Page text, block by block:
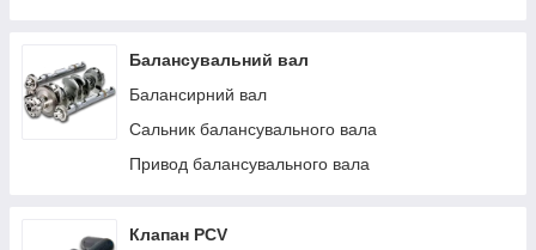
Балансувальний вал
Балансирний вал
Сальник балансувального вала
Привод балансувального вала
Клапан PCV